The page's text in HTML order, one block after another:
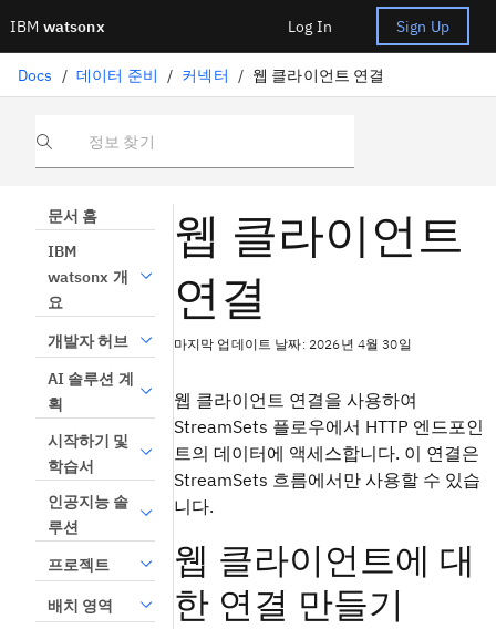
IBM watsonx Log In Sign Up
Docs / 데이터 준비 / 커넥터 / 웹 클라이언트 연결
정보 찾기
문서 홈
IBM
watsonx 개
요
개발자 허브
AI 솔루션 계
획
시작하기 및
학습서
인공지능 솔
루션
프로젝트
배치 영역
웹 클라이언트
연결
마지막 업데이트 날짜: 2026년 4월 30일
웹 클라이언트 연결을 사용하여
StreamSets 플로우에서 HTTP 엔드포인
트의 데이터에 액세스합니다. 이 연결은
StreamSets 흐름에서만 사용할 수 있습
니다.
웹 클라이언트에 대
한 연결 만들기